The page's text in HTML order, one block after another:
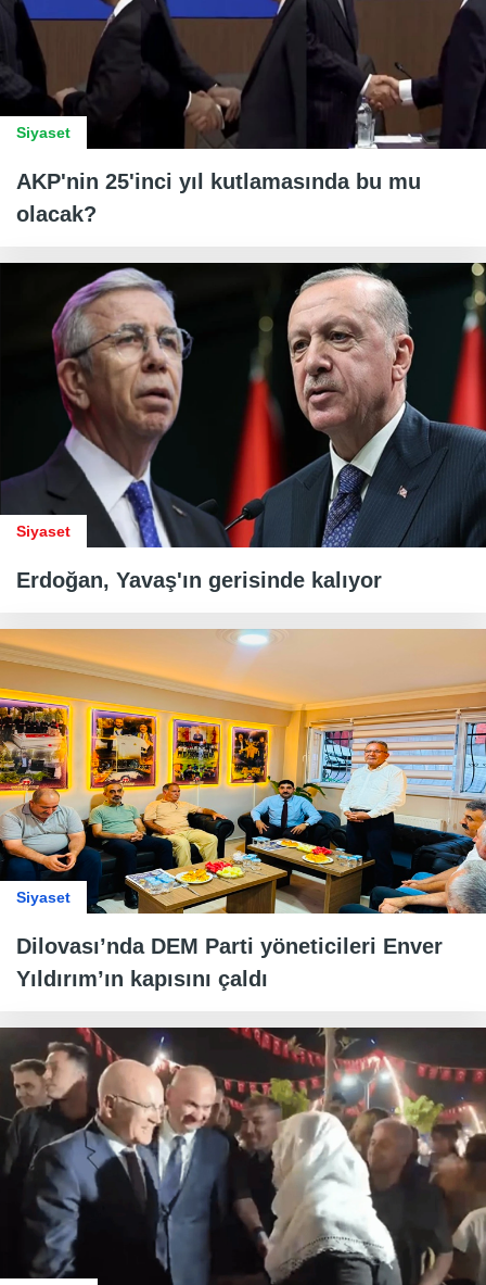
Siyaset
AKP'nin 25'inci yıl kutlamasında bu mu
olacak?
Siyaset
Erdoğan, Yavaş'ın gerisinde kalıyor
Siyaset
Dilovası’nda DEM Parti yöneticileri Enver
Yıldırım’ın kapısını çaldı